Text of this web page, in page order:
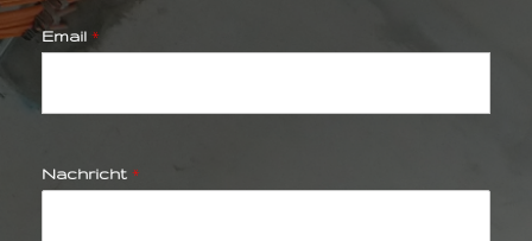
Email *
Nachricht *